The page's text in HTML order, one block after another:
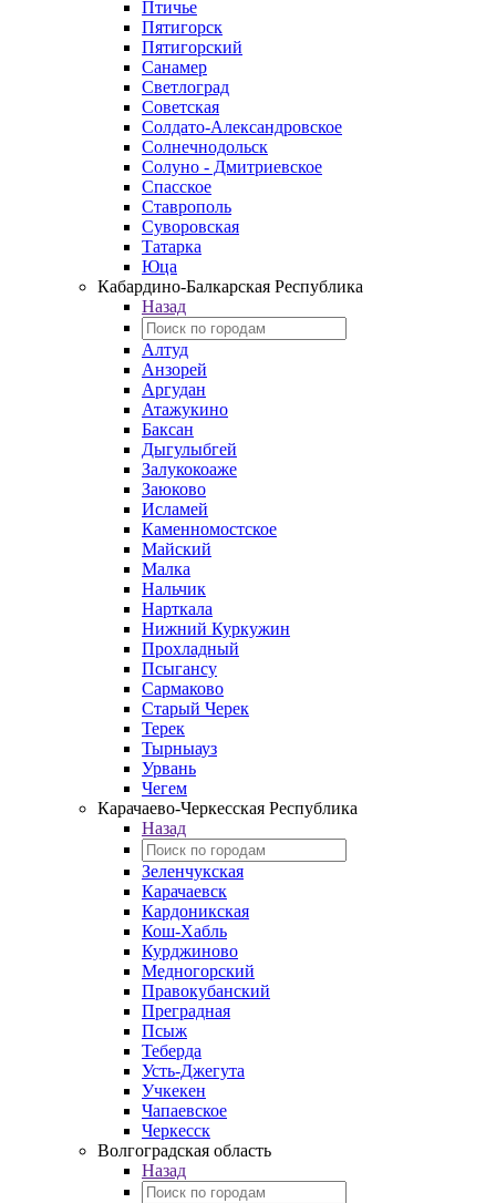
Птичье
Пятигорск
Пятигорский
Санамер
Светлоград
Советская
Солдато-Александровское
Солнечнодольск
Солуно - Дмитриевское
Спасское
Ставрополь
Суворовская
Татарка
Юца
Кабардино‑Балкарская Республика
Назад
Алтуд
Анзорей
Аргудан
Атажукино
Баксан
Дыгулыбгей
Залукокоаже
Заюково
Исламей
Каменномостское
Майский
Малка
Нальчик
Нарткала
Нижний Куркужин
Прохладный
Псыгансу
Сармаково
Старый Черек
Терек
Тырныауз
Урвань
Чегем
Карачаево-Черкесская Республика
Назад
Зеленчукская
Карачаевск
Кардоникская
Кош-Хабль
Курджиново
Медногорский
Правокубанский
Преградная
Псыж
Теберда
Усть-Джегута
Учкекен
Чапаевское
Черкесск
Волгоградская область
Назад